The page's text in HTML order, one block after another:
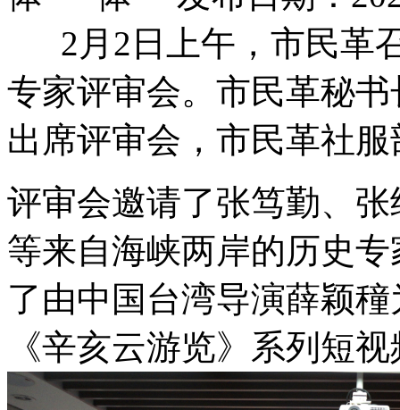
2月2日上午，市民革
专家评审会。市民革秘
出席评审会，市民革社
评审会邀请了张笃勤、
等来自海峡两岸的历史
了由中国台湾导演薛颖
《辛亥云游览》系列短